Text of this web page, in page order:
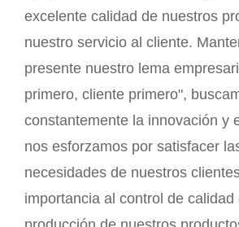
excelente calidad de nuestros
nuestro servicio al cliente.
presente nuestro lema
primero, cliente primero",
constantemente la innovación y
nos esforzamos por satisfacer
necesidades de nuestros
importancia al control de calidad